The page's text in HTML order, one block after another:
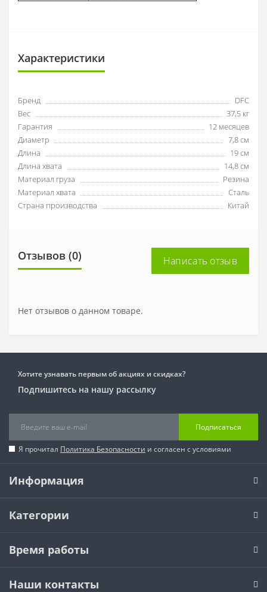
Характеристики
Бренд
DFC
Вес
37,5 кг
Гарантия
12 месяцев
Диаметр
7,8 см
Длина
19 см
Длина хвата
14,8 см
Материал груза
Резина
Материал хвата
Сталь
Страна производства
Китай
Отзывов (0) Написать отзыв
Нет отзывов о данном товаре.
Хотите узнавать первым об акциях и скидках?
Подпишитесь на нашу рассылку
Подписаться
Я прочитал Политика Безопасности и согласен с условиями
Информация
Категории
Время работы
Наши контакты